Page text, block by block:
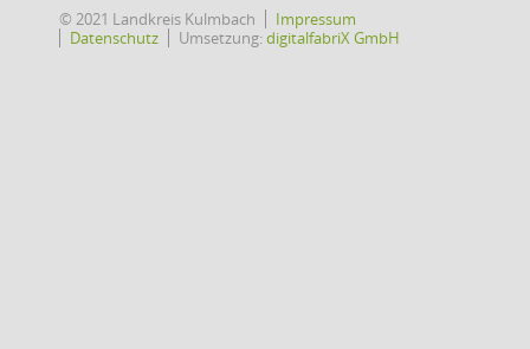
© 2021 Landkreis Kulmbach
Impressum
Datenschutz
Umsetzung:digitalfabriX GmbH